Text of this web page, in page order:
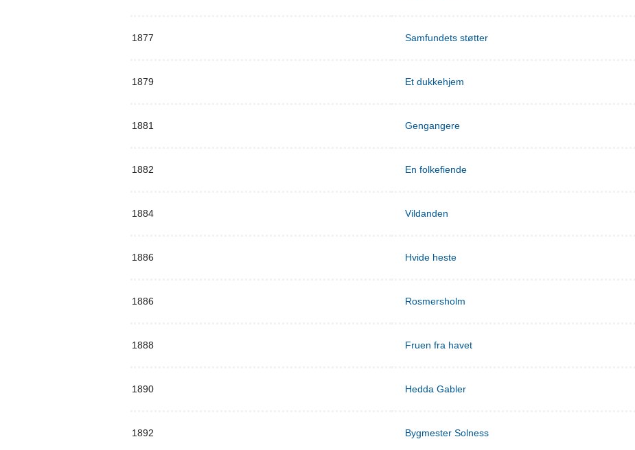
1877 Samfundets støtter
1879 Et dukkehjem
1881 Gengangere
1882 En folkefiende
1884 Vildanden
1886 Hvide heste
1886 Rosmersholm
1888 Fruen fra havet
1890 Hedda Gabler
1892 Bygmester Solness